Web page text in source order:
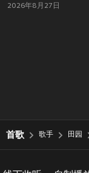
2026年8月27日
首歌 歌手 田园